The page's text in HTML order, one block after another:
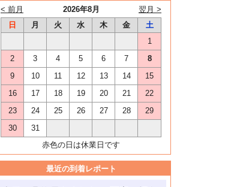
2026年8月
< 前月
翌月 >
日
月 火 水 木 金
土
1
2
3 4 5 6 7
8
9
10 11 12 13 14
15
16
17 18 19 20 21
22
23
24 25 26 27 28
29
30
31
赤色の日は休業日です
最近の到着レポート